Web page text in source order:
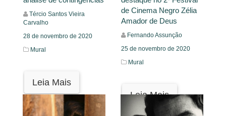
Tércio Santos Vieira
Carvalho
28 de novembro de 2020
Mural
Leia Mais
de Cinema Negro Zélia
Amador de Deus
Fernando Assunção
25 de novembro de 2020
Mural
Leia Mais